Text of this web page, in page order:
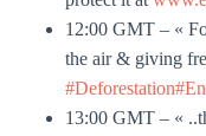
12:00 GMT – «
the air & giving
#Deforestation
13:00 GMT – «